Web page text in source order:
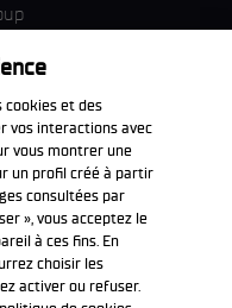
officiell
cookies et des
vos interactions avec
vous montrer une
un profil créé à partir
consultées par
», vous acceptez le
à ces fins. En
choisir les
activer ou refuser.